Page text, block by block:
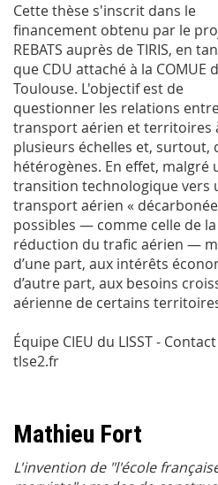
Cette thèse s'inscrit dans le
financement obtenu par le
REBATS auprès de TIRIS, en
que CDU attaché à la COMUE
Toulouse. L'objectif est de
questionner les relations
transport aérien et territoires
plusieurs échelles et, surtout,
hétérogènes. En effet, malgré
transition technologique vers
transport aérien «
possibles — comme celle de
réduction du trafic aérien —
d’une part, aux intérêts
d’autre part, aux besoins
aérienne de certains
Équipe CIEU du LISST -
tlse2.fr
Mathieu Fort
L'invention de "l'école